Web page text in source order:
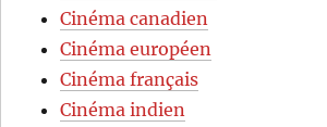
Cinéma canadien
Cinéma européen
Cinéma français
Cinéma indien